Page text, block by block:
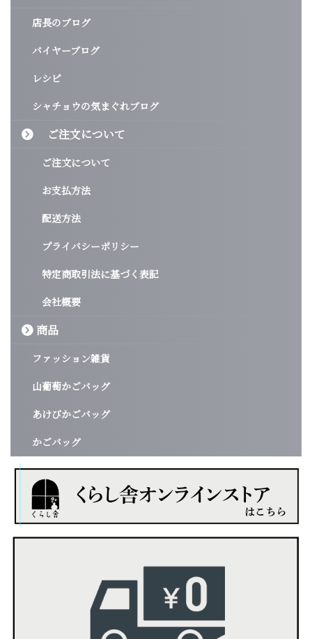
店長のブログ
バイヤーブログ
レシピ
シャチョウの気まぐれブログ
ご注文について
ご注文について
お支払方法
配送方法
プライバシーポリシー
特定商取引法に基づく表記
会社概要
商品
ファッション雑貨
山葡萄かごバッグ
あけびかごバッグ
かごバッグ